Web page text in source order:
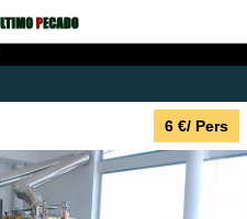
6 €/ Pers